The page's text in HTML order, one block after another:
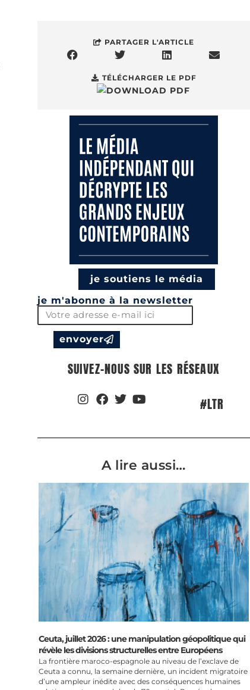
PARTAGER L'ARTICLE
TÉLÉCHARGER LE PDF
je soutiens le média
je m'abonne à la newsletter
envoyer
SUIVEZ-NOUS SUR LES RÉSEAUX
#LTR
A lire aussi…
Ceuta, juillet 2026 : une manipulation géopolitique qui
révèle les divisions structurelles entre Européens
La frontière maroco-espagnole au niveau de l’exclave de
Ceuta a connu, la semaine dernière, un incident migratoire
d’une ampleur inédite avec des conséquences humaines